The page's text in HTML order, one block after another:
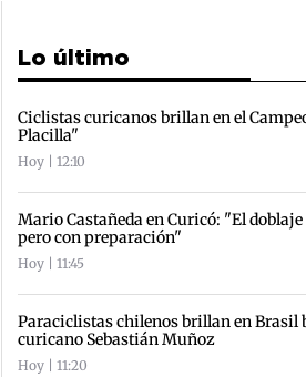
Lo último
Ciclistas curicanos brillan en el
Placilla"
Hoy | 12:10
Mario Castañeda en Curicó: "El
pero con preparación"
Hoy | 11:45
Paraciclistas chilenos brillan en Brasil
curicano Sebastián Muñoz
Hoy | 11:20